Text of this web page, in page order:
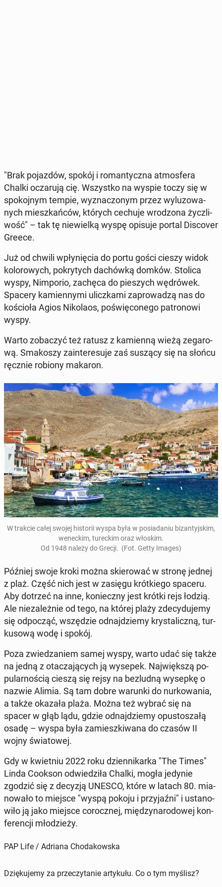
"Brak po­jaz­dów, spokój i ro­man­tycz­na at­mos­fe­ra
Chalki ocza­ru­ją cię. Wszyst­ko na wyspie toczy się w
spo­koj­nym tempie, wy­zna­czo­nym przez wy­lu­zo­wa­
nych miesz­kań­ców, których cechuje wro­dzo­na życz­li­
wość" – tak tę nie­wiel­ką wyspę opisuje portal Di­sco­ver
Greece.
Już od chwili wpły­nię­cia do portu gości cieszy widok
ko­lo­ro­wych, po­kry­tych da­chów­ką domków. Stolica
wyspy, Nim­po­rio, zachęca do pie­szych wę­dró­wek.
Spacery ka­mien­ny­mi ulicz­ka­mi za­pro­wa­dzą nas do
ko­ścio­ła Agios Ni­ko­la­os, po­świę­co­ne­go pa­tro­no­wi
wyspy.
Warto zo­ba­czyć też ratusz z ka­mien­ną wieżą ze­ga­ro­
wą. Sma­ko­szy za­in­te­re­su­je zaś suszący się na słońcu
ręcznie robiony makaron.
W trakcie całej swojej hi­sto­rii wyspa była w po­sia­da­niu bi­zan­tyj­skim,
we­nec­kim, tu­rec­kim oraz włoskim.
Od 1948 należy do Grecji. (Fot. Getty Images)
Później swoje kroki można skie­ro­wać w stronę jednej
z plaż. Część nich jest w zasięgu krót­kie­go spaceru.
Aby dotrzeć na inne, ko­niecz­ny jest krótki rejs łodzią.
Ale nie­za­leż­nie od tego, na której plaży zde­cy­du­je­my
się od­po­cząć, wszę­dzie od­naj­dzie­my kry­sta­licz­ną, tur­
ku­so­wą wodę i spokój.
Poza zwie­dza­niem samej wyspy, warto udać się także
na jedną z ota­cza­ją­cych ją wysepek. Naj­więk­szą po­
pu­lar­no­ścią cieszą się rejsy na bez­lud­ną wysepkę o
nazwie Alimia. Są tam dobre warunki do nur­ko­wa­nia,
a także okazała plaża. Można też wybrać się na
spacer w głąb lądu, gdzie od­naj­dzie­my opu­sto­sza­łą
osadę – wyspa była za­miesz­ki­wa­na do czasów II
wojny świa­to­wej.
Gdy w kwiet­niu 2022 roku dzien­ni­kar­ka "The Times"
Linda Cookson od­wie­dzi­ła Chalki, mogła jedynie
zgodzić się z decyzją UNESCO, które w latach 80. mia­
no­wa­ło to miejsce "wyspą pokoju i przy­jaź­ni" i usta­no­
wi­ło ją jako miejsce co­rocz­nej, mię­dzy­na­ro­do­wej kon­
fe­ren­cji mło­dzie­ży.
PAP Life / Adriana Chodakowska
Dziękujemy za przeczytanie artykułu. Co o tym myślisz?